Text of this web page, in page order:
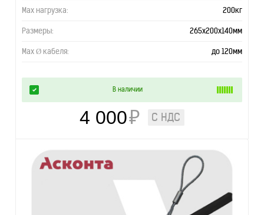
Мах нагрузка: 200кг
Размеры: 265х200х140мм
Мах Ø кабеля: до 120мм
В наличии
4 000₽ С НДС